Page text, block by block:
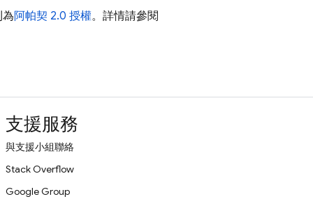
為阿帕契 2.0 授權。詳情請參閱
支援服務
與支援小組聯絡
Stack Overflow
Google Group